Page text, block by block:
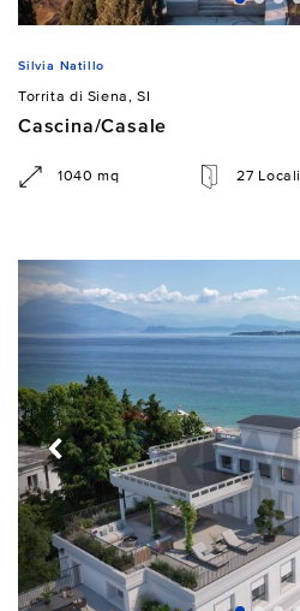
Silvia Natillo
Torrita di Siena, SI
Cascina/Casale
1040 mq 27 Locali